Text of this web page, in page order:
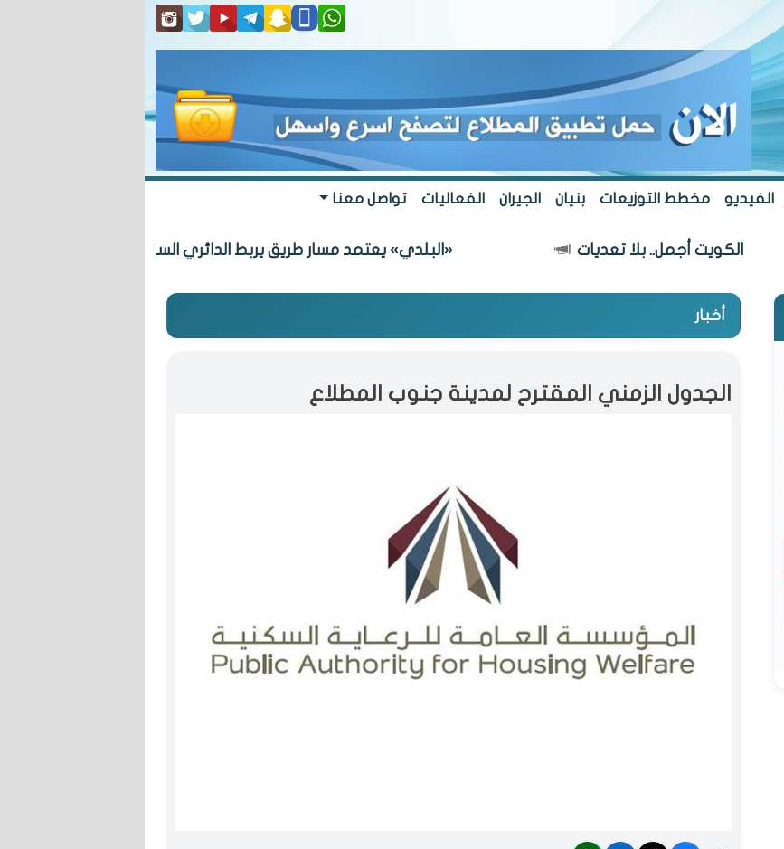
الفيديو مخطط التوزيعات بنيان الجيران الفعاليات تواصل معنا
الكويت أجمل.. بلا تعديات «البلدي» يعتمد مسار طريق يربط الدائري السادس بـ «المطلاع» السكنية
أخبار
الجدول الزمني المقترح لمدينة جنوب المطلاع